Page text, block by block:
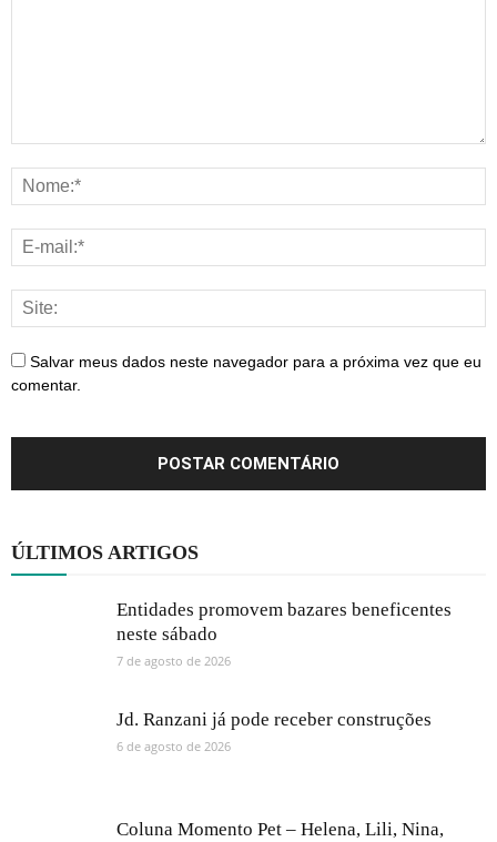
Salvar meus dados neste navegador para a próxima vez que eu
comentar.
ÚLTIMOS ARTIGOS
Entidades promovem bazares beneficentes
neste sábado
7 de agosto de 2026
Jd. Ranzani já pode receber construções
6 de agosto de 2026
Coluna Momento Pet – Helena, Lili, Nina,